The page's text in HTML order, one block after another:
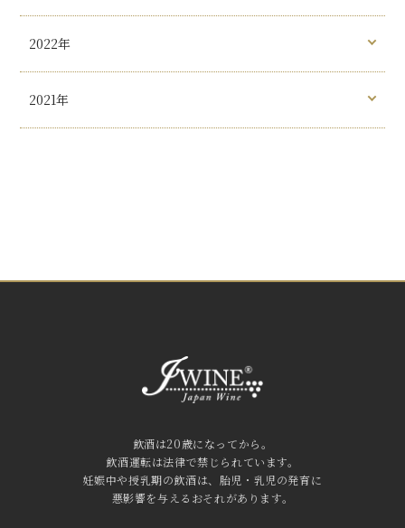
2022年
2021年
飲酒は20歳になってから。
飲酒運転は法律で禁じられています。
妊娠中や授乳期の飲酒は、胎児・乳児の発育に
悪影響を与えるおそれがあります。